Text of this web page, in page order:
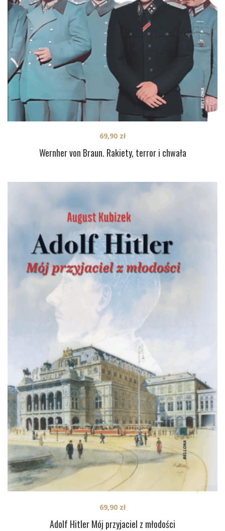
Wernher von Braun. Rakiety, terror i chwała
69,90 zł
Adolf Hitler Mój przyjaciel z młodości
69,90 zł